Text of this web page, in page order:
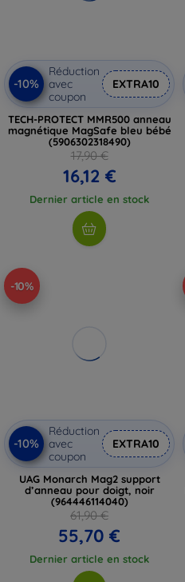
-10%
Réduction
avec
coupon
EXTRA10
TECH-PROTECT MMR500 anneau
magnétique MagSafe bleu bébé
(5906302318490)
17,90 €
16,12 €
Dernier article en stock
-10%
-10%
Réduction
avec
coupon
EXTRA10
UAG Monarch Mag2 support
d’anneau pour doigt, noir
(964446114040)
61,90 €
55,70 €
Dernier article en stock